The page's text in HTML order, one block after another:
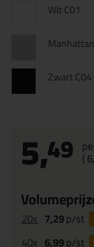
Wit C01
Zwart C04
5,49 (6,
20x 7,29p/st
40x 6,99p/st